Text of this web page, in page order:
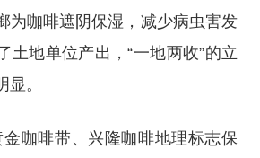
为咖啡遮阴保湿，减少病虫害发
土地单位产出，“一地两收”的立
。
金咖啡带、兴隆咖啡地理标志保